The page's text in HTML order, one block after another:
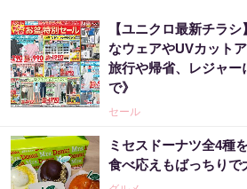
【ユニクロ最新チラ
なウェアやUVカット
旅行や帰省、レジャー
で》
セール
ミセスドーナツ全4種
食べ応えもばっちりで